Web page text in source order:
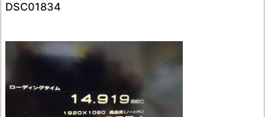
DSC01834